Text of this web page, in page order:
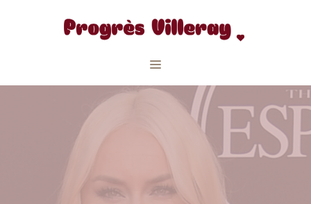
Menu